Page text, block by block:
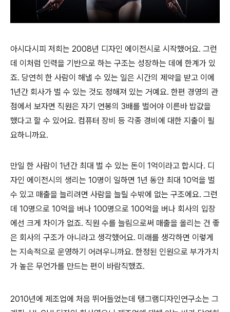
아시다시피 저희는 2008년 디자인 에이전시로 시작했어요. 그런
데 이처럼 인력을 기반으로 하는 구조는 성장하는 데에 한계가 있
죠. 당연히 한 사람이 해낼 수 있는 일은 시간의 제약을 받고 이에
1년간 회사가 벌 수 있는 것도 정해져 있는 거예요. 한편 경영의 관
점에서 보자면 직원은 자기 연봉의 3배를 벌어야 이른바 밥값을
했다고 할 수 있어요. 컴퓨터 장비 등 각종 경비에 대한 지출이 필
요하니까요.
만일 한 사람이 1년간 최대 벌 수 있는 돈이 1억이라고 합시다. 디
자인 에이전시의 생리는 10명이 일하면 1년 동안 최대 10억을 벌
수 있고 매출을 늘리려면 사람을 늘릴 수밖에 없는 구조에요. 그런
데 10명으로 10억을 버나 100명으로 100억을 버나 회사의 입장
에선 크게 차이가 없죠. 직원 수를 늘림으로써 매출을 올리는 건 좋
은 회사의 구조가 아니라고 생각했어요. 미래를 생각하면 이렇게
는 지속적으로 운영하기 어려우니까요. 한정된 인원으로 부가가치
가 높은 무언가를 만드는 편이 바람직했죠.
2010년에 제조업에 처음 뛰어들었는데 탱그램디자인연구소는 그